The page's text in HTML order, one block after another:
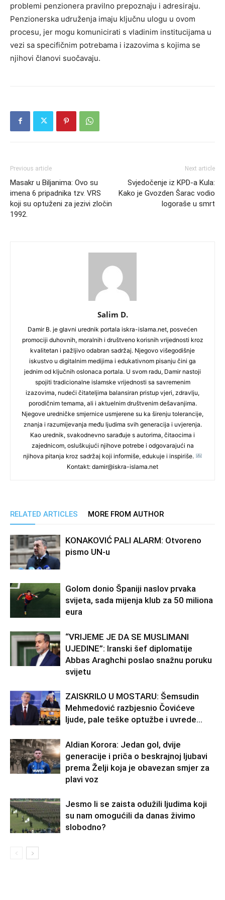
problemi penzionera pravilno prepoznaju i adresiraju.
Penzionerska udruženja imaju ključnu ulogu u ovom
procesu, jer mogu komunicirati s vladinim institucijama u
vezi sa specifičnim potrebama i izazovima s kojima se
njihovi članovi suočavaju.
Previous article
Masakr u Biljanima: Ovo su
imena 6 pripadnika tzv. VRS
koji su optuženi za jezivi zločin
1992.
Next article
Svjedočenje iz KPD-a Kula:
Kako je Gvozden Šarac vodio
logoraše u smrt
Salim D.
Damir B. je glavni urednik portala iskra-islama.net, posvećen
promociji duhovnih, moralnih i društveno korisnih vrijednosti kroz
kvalitetan i pažljivo odabran sadržaj. Njegovo višegodišnje
iskustvo u digitalnim medijima i edukativnom pisanju čini ga
jednim od ključnih oslonaca portala. U svom radu, Damir nastoji
spojiti tradicionalne islamske vrijednosti sa savremenim
izazovima, nudeći čitateljima balansiran pristup vjeri, zdravlju,
porodičnim temama, ali i aktuelnim društvenim dešavanjima.
Njegove uredničke smjernice usmjerene su ka širenju tolerancije,
znanja i razumijevanja među ljudima svih generacija i uvjerenja.
Kao urednik, svakodnevno sarađuje s autorima, čitaocima i
zajednicom, osluškujući njihove potrebe i odgovarajući na
njihova pitanja kroz sadržaj koji informiše, edukuje i inspiriše.
Kontakt: damir@iskra-islama.net
RELATED ARTICLES MORE FROM AUTHOR
KONAKOVIĆ PALI ALARM: Otvoreno
pismo UN-u
Golom donio Španiji naslov prvaka
svijeta, sada mijenja klub za 50 miliona
eura
“VRIJEME JE DA SE MUSLIMANI
UJEDINE”: Iranski šef diplomatije
Abbas Araghchi poslao snažnu poruku
svijetu
ZAISKRILO U MOSTARU: Šemsudin
Mehmedović razbjesnio Čovićeve
ljude, pale teške optužbe i uvrede…
Aldian Korora: Jedan gol, dvije
generacije i priča o beskrajnoj ljubavi
prema Želji koja je obavezan smjer za
plavi voz
Jesmo li se zaista odužili ljudima koji
su nam omogućili da danas živimo
slobodno?